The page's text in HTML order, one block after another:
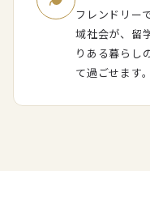
フレンドリー
域社会が、留
りある暮らし
て過ごせます。